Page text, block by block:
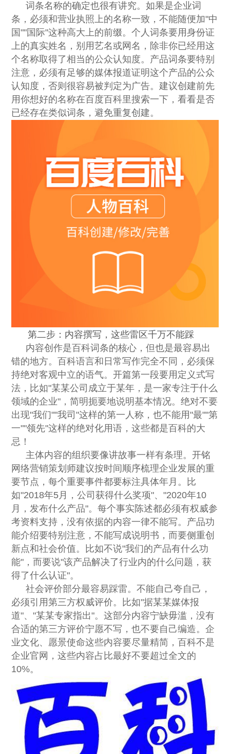
词条名称的确定也很有讲究。如果是企业词
条，必须和营业执照上的名称一致，不能随便加"中
国""国际"这种高大上的前缀。个人词条要用身份证
上的真实姓名，别用艺名或网名，除非你已经用这
个名称取得了相当的公众认知度。产品词条要特别
注意，必须有足够的媒体报道证明这个产品的公众
认知度，否则很容易被判定为广告。建议创建前先
用你想好的名称在百度百科里搜索一下，看看是否
已经存在类似词条，避免重复创建。
第二步：内容撰写，这些雷区千万不能踩
内容创作是百科词条的核心，但也是最容易出
错的地方。百科语言和日常写作完全不同，必须保
持绝对客观中立的语气。开篇第一段要用定义式写
法，比如"某某公司成立于某年，是一家专注于什么
领域的企业"，简明扼要地说明基本情况。绝对不要
出现"我们""我司"这样的第一人称，也不能用"最""第
一""领先"这样的绝对化用语，这些都是百科的大
忌！
主体内容的组织要像讲故事一样有条理。开铭
网络营销策划师建议按时间顺序梳理企业发展的重
要节点，每个重要事件都要标注具体年月。比
如"2018年5月，公司获得什么奖项"、"2020年10
月，发布什么产品"。每个事实陈述都必须有权威参
考资料支持，没有依据的内容一律不能写。产品功
能介绍要特别注意，不能写成说明书，而要侧重创
新点和社会价值。比如不说"我们的产品有什么功
能"，而要说"该产品解决了行业内的什么问题，获
得了什么认证"。
社会评价部分最容易踩雷。不能自己夸自己，
必须引用第三方权威评价。比如"据某某媒体报
道"、"某某专家指出"。这部分内容宁缺毋滥，没有
合适的第三方评价宁愿不写，也不要自己编造。企
业文化、愿景使命这些内容要尽量精简，百科不是
企业官网，这些内容占比最好不要超过全文的
10%。